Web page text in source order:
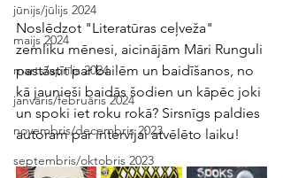
jūnijs/jūlijs 2024
maijs 2024
marts/aprīlis 2024
janvāris/februāris 2024
novembris/decembris 2023
septembris/oktobris 2023
Noslēdzot "Literatūras ceļveža"
zemliku mēnesi, aicinājām Māri Runguli
pastāstīt par bailēm un baidīšanos, no
kā jaunieši baidās šodien un kāpēc joki
un spoki iet roku rokā? Sirsnīgs paldies
autoram par intervijai atvēlēto laiku!